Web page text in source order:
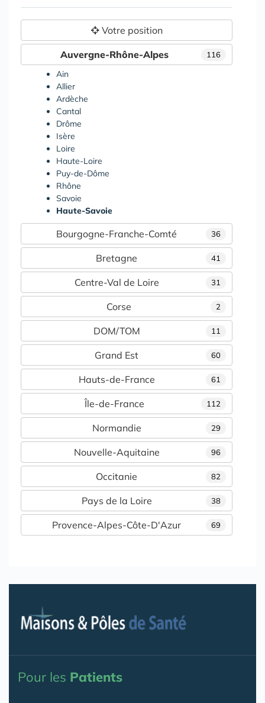
Votre position
116
Auvergne-Rhône-Alpes
Ain
Allier
Ardèche
Cantal
Drôme
Isère
Loire
Haute-Loire
Puy-de-Dôme
Rhône
Savoie
Haute-Savoie
36
Bourgogne-Franche-Comté
41
Bretagne
31
Centre-Val de Loire
2
Corse
11
DOM/TOM
60
Grand Est
61
Hauts-de-France
112
Île-de-France
29
Normandie
96
Nouvelle-Aquitaine
82
Occitanie
38
Pays de la Loire
69
Provence-Alpes-Côte-D'Azur
Pour les Patients